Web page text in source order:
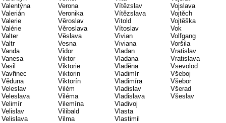
Valentýna
Valerián
Valerie
Valérie
Valter
Valtr
Vanda
Vanesa
Vasil
Vavřinec
Věduna
Veleslav
Veleslava
Velimír
Velislav
Velislava
Verona
Veronika
Věroslav
Věroslava
Věslava
Vesna
Vidor
Viktor
Viktorie
Viktorin
Viktorín
Vilém
Viléma
Vilemína
Vilibald
Vilma
Vítězslav
Vítězslava
Vitold
Vítoslav
Vivian
Viviana
Vladan
Vladana
Vladěna
Vladimír
Vladimíra
Vladislav
Vladislava
Vladivoj
Vlasta
Vlastimil
Vojslava
Vojtěch
Vojtěška
Vok
Volfgang
Voršila
Vratislav
Vratislava
Vsevolod
Všeboj
Všebor
Všerad
Všeslav